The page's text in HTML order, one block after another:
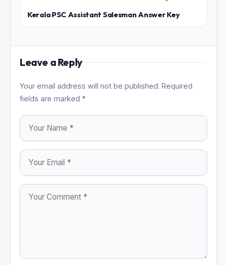
Kerala PSC Assistant Salesman Answer Key
Leave a Reply
Your email address will not be published. Required
fields are marked *